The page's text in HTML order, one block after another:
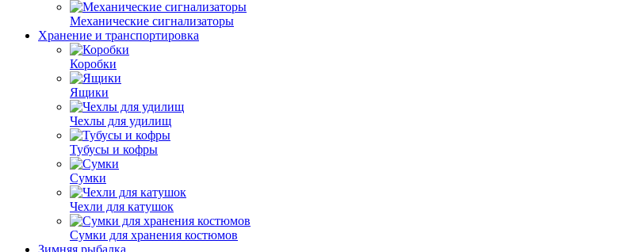
Механические сигнализаторы
Хранение и транспортировка
Коробки
Ящики
Чехлы для удилищ
Тубусы и кофры
Сумки
Чехли для катушок
Сумки для хранения костюмов
Зимняя рыбалка